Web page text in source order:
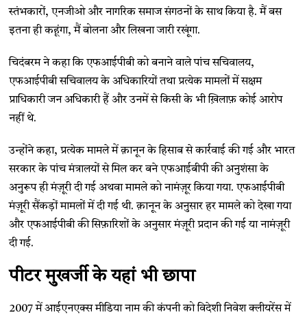
स्तंभकारों, एनजीओ और नागरिक समाज संगठनों के साथ किया है. मैं बस
इतना ही कहूंगा, मैं बोलना और लिखना जारी रखूंगा.
चिदंबरम ने कहा कि एफआईपीबी को बनाने वाले पांच सचिवालय,
एफआईपीबी सचिवालय के अधिकारियों तथा प्रत्येक मामलों में सक्षम
प्राधिकारी जन अधिकारी हैं और उनमें से किसी के भी ख़िलाफ़ कोई आरोप
नहीं थे.
उन्होंने कहा, प्रत्येक मामले में क़ानून के हिसाब से कार्रवाई की गई और भारत
सरकार के पांच मंत्रालयों से मिल कर बने एफआईबीपी की अनुशंसा के
अनुरूप ही मंज़ूरी दी गई अथवा मामले को नामंज़ूर किया गया. एफआईपीबी
मंज़ूरी सैंकड़ों मामलों में दी गई थी. क़ानून के अनुसार हर मामले को देखा गया
और एफआईपीबी की सिफ़ारिशों के अनुसार मंज़ूरी प्रदान की गई या नामंज़ूरी
दी गई.
पीटर मुखर्जी के यहां भी छापा
2007 में आईएनएक्स मीडिया नाम की कंपनी को विदेशी निवेश क्लीयरेंस में